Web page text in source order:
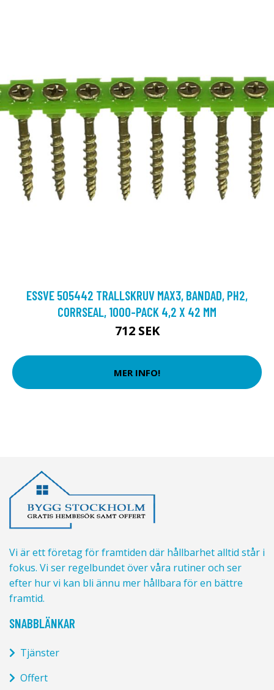
ESSVE 505442 TRALLSKRUV MAX3, BANDAD, PH2,
CORRSEAL, 1000-PACK 4,2 X 42 MM
712 SEK
MER INFO!
Vi är ett företag för framtiden där hållbarhet alltid står i
fokus. Vi ser regelbundet över våra rutiner och ser
efter hur vi kan bli ännu mer hållbara för en bättre
framtid.
SNABBLÄNKAR
Tjänster
Offert